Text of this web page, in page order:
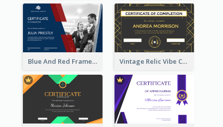
Blue And Red Frame With Photo Certificate Vintage Relic Vibe Certificate Design Template